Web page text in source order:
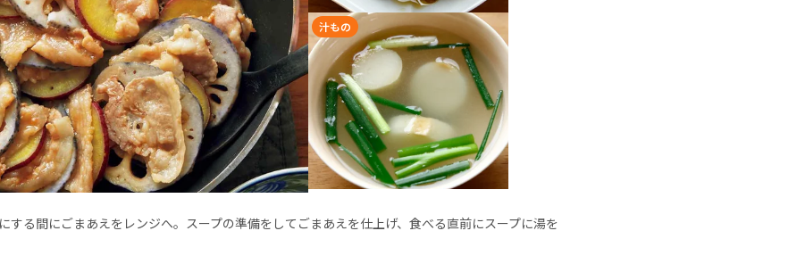
汁もの
する間にごまあえをレンジへ。スープの準備をしてごまあえを仕上げ、食べる直前にスープに湯を